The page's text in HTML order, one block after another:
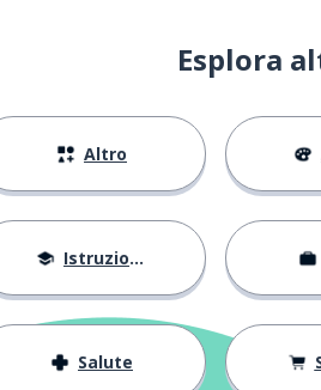
Esplora
Altro
Istruzione
Salute